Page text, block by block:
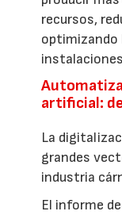
recursos,
optimizando
artificial:
La
grandes
industria
El informe